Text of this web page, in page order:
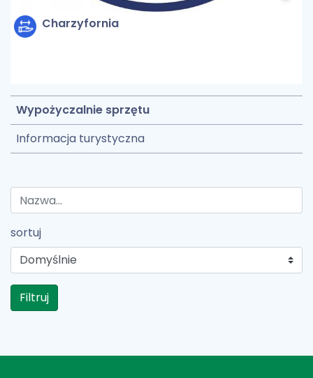
Charzyfornia
Wypożyczalnie sprzętu
Informacja turystyczna
sortuj
Filtruj